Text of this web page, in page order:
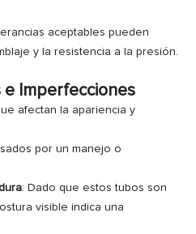
aceptables pueden
y la resistencia a la presión.
e Imperfecciones
afectan la apariencia y
por un manejo o
: Dado que estos tubos son
visible indica una